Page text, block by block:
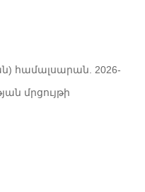
համալսարան. 2026-
մրցույթի